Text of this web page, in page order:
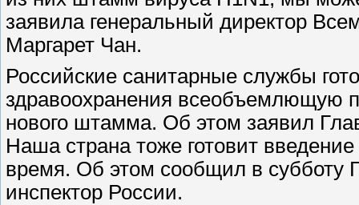
заявила генеральный директор
Маргарет Чан.
Российские санитарные службы
здравоохранения всеобъемлющую
нового штамма. Об этом заявил
Наша страна тоже готовит
время. Об этом сообщил в субботу
инспектор России.